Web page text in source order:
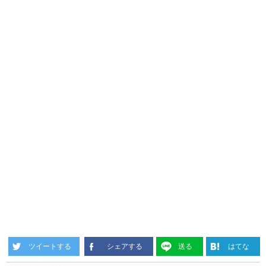
ツイートする シェアする 送る はてな